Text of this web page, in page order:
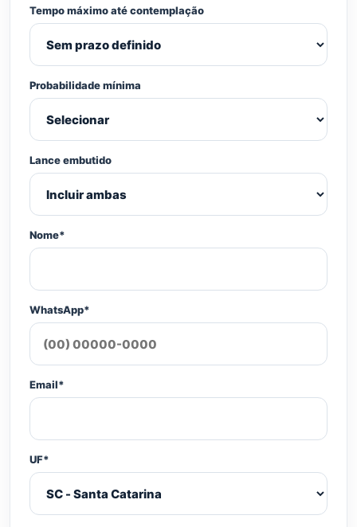
Tempo máximo até contemplação
Probabilidade mínima
Lance embutido
Nome*
WhatsApp*
Email*
UF*